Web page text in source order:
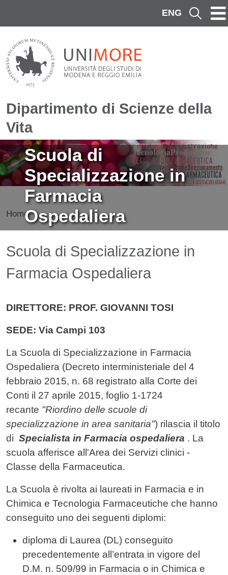
ENG Cerca
Dipartimento di Scienze della
Vita
ImmagineScuola di
Specializzazione in
Farmacia
Ospedaliera
Home
Contenuto
Scuola di Specializzazione in
Farmacia Ospedaliera
DIRETTORE: PROF. GIOVANNI TOSI
SEDE: Via Campi 103
La Scuola di Specializzazione in Farmacia
Ospedaliera (Decreto interministeriale del 4
febbraio 2015, n. 68 registrato alla Corte dei
Conti il 27 aprile 2015, foglio 1-1724
recante "Riordino delle scuole di
specializzazione in area sanitaria") rilascia il titolo
di Specialista in Farmacia ospedaliera . La
scuola afferisce all'Area dei Servizi clinici -
Classe della Farmaceutica.
La Scuola è rivolta ai laureati in Farmacia e in
Chimica e Tecnologia Farmaceutiche che hanno
conseguito uno dei seguenti diplomi:
diploma di Laurea (DL) conseguito
precedentemente all’entrata in vigore del
D.M. n. 509/99 in Farmacia o in Chimica e